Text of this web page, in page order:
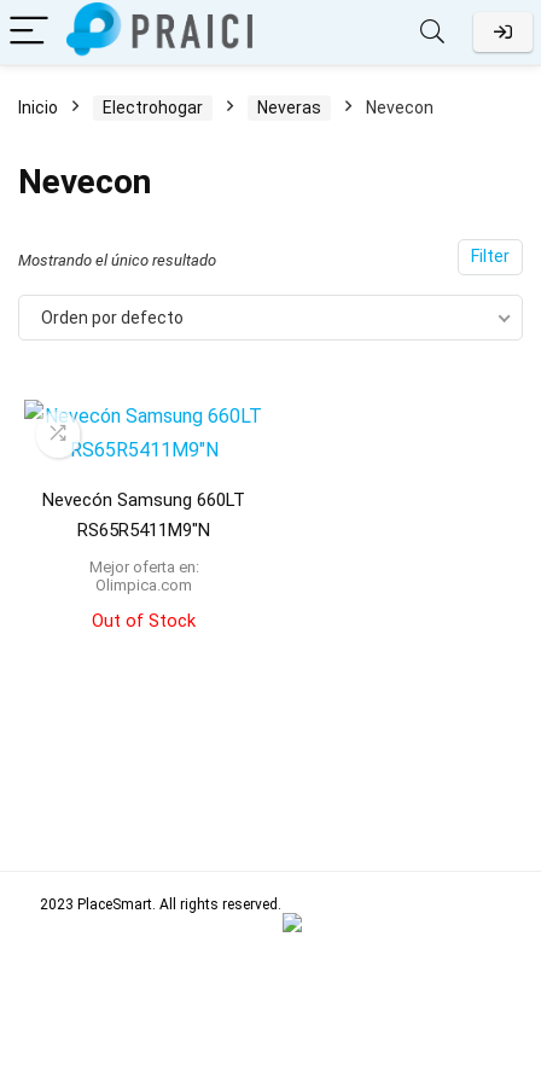
Inicio Electrohogar Neveras Nevecon
Nevecon
Filter
Mostrando el único resultado
Orden por defecto
Nevecón Samsung 660LT
RS65R5411M9″N
Mejor oferta en:
olimpica.com
Out of Stock
2023 PlaceSmart. All rights reserved.